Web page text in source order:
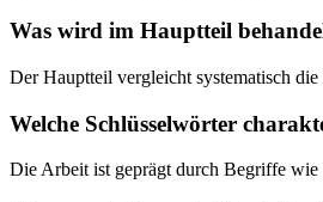
Was wird im Hauptteil
Der Hauptteil vergleicht systematisch
Welche Schlüsselwörter
Die Arbeit ist geprägt durch Begriffe